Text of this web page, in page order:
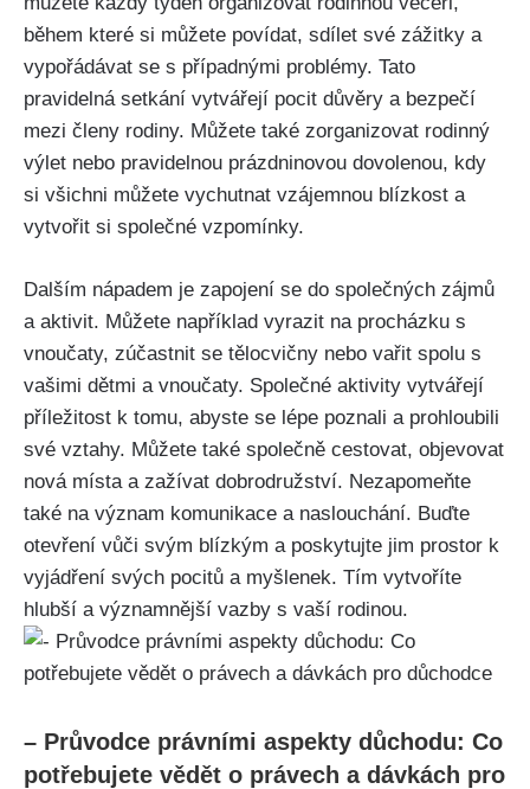
během které si můžete povídat, sdílet své zážitky a
vypořádávat se s případnými problémy. Tato
pravidelná setkání vytvářejí pocit důvěry a bezpečí
mezi členy rodiny. Můžete také zorganizovat rodinný
výlet nebo pravidelnou prázdninovou dovolenou, kdy
si všichni můžete vychutnat vzájemnou blízkost a
vytvořit si společné vzpomínky.
Dalším nápadem je zapojení se do společných zájmů
a aktivit. Můžete například vyrazit na procházku s
vnoučaty, zúčastnit se tělocvičny nebo vařit spolu s
vašimi dětmi a vnoučaty. Společné aktivity vytvářejí
příležitost k tomu, abyste se lépe poznali a prohloubili
své vztahy. Můžete také společně cestovat, objevovat
nová místa a zažívat dobrodružství. Nezapomeňte
také na význam komunikace a naslouchání. Buďte
otevření vůči svým blízkým a poskytujte jim prostor k
vyjádření svých pocitů a myšlenek. Tím vytvoříte
hlubší a významnější vazby s vaší rodinou.
– Průvodce právními aspekty důchodu: Co
potřebujete vědět o právech a dávkách pro